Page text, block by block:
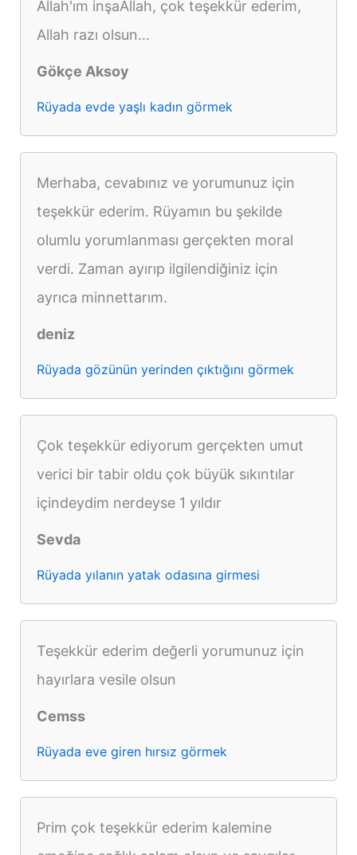
Allah'ım inşaAllah, çok teşekkür ederim,
Allah razı olsun...
Gökçe Aksoy
Rüyada evde yaşlı kadın görmek
Merhaba, cevabınız ve yorumunuz için
teşekkür ederim. Rüyamın bu şekilde
olumlu yorumlanması gerçekten moral
verdi. Zaman ayırıp ilgilendiğiniz için
ayrıca minnettarım.
deniz
Rüyada gözünün yerinden çıktığını görmek
Çok teşekkür ediyorum gerçekten umut
verici bir tabir oldu çok büyük sıkıntılar
içindeydim nerdeyse 1 yıldır
Sevda
Rüyada yılanın yatak odasına girmesi
Teşekkür ederim değerli yorumunuz için
hayırlara vesile olsun
Cemss
Rüyada eve giren hırsız görmek
Prim çok teşekkür ederim kalemine